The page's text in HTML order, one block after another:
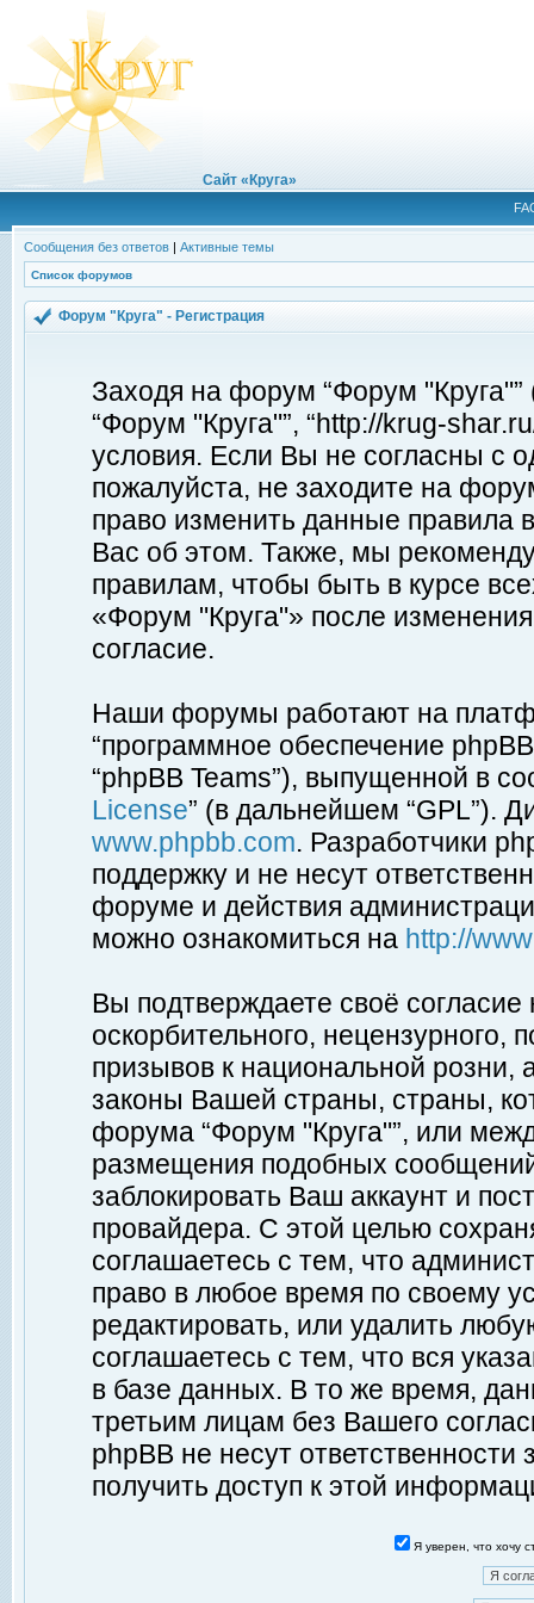
Сайт «Круга»
Сообщения без ответов | Активные темы
Список форумов
Форум "Круга" - Регистрация
Заходя на форум “Форум
“Форум "Круга"”, “http://krug-
условия. Если Вы не согласны с
пожалуйста, не заходите на
право изменить данные правила
Вас об этом. Также, мы
правилам, чтобы быть в курсе
«Форум "Круга"» после
согласие.
Наши форумы работают на
“программное обеспечение
“phpBB Teams”), выпущенной в
License” (в дальнейшем “GPL”).
www.phpbb.com. Разработчики
поддержку и не несут
форуме и действия
можно ознакомиться на http://
Вы подтверждаете своё
оскорбительного, нецензурного,
призывов к национальной
законы Вашей страны, страны,
форума “Форум "Круга"”, или
размещения подобных
заблокировать Ваш аккаунт и
провайдера. С этой целью
соглашаетесь с тем, что
право в любое время по своему
редактировать, или удалить
соглашаетесь с тем, что вся
в базе данных. В то же время,
третьим лицам без Вашего
phpBB не несут ответственности
получить доступ к этой
Я уверен, что хочу